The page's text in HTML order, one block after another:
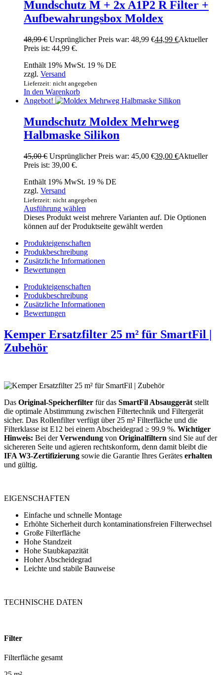
Mundschutz M + 2x A1P2 R Filter +
Aufbewahrungsbox Moldex
48,99€ Ursprünglicher Preis war: 48,99 €44,99 €Aktueller
Preis ist: 44,99 €.
Enthält 19% MwSt. 19 % DE
zzgl. Versand
Lieferzeit: nicht angegeben
In den Warenkorb
Angebot!
Mundschutz Moldex Mehrweg
Halbmaske Silikon
45,00€ Ursprünglicher Preis war: 45,00 €39,00 €Aktueller
Preis ist: 39,00 €.
Enthält 19% MwSt. 19 % DE
zzgl. Versand
Lieferzeit: nicht angegeben
Ausführung wählen
Dieses Produkt weist mehrere Varianten auf. Die Optionen
können auf der Produktseite gewählt werden
Produkteigenschaften
Produkbeschreibung
Zusätzliche Informationen
Bewertungen
Produkteigenschaften
Produkbeschreibung
Zusätzliche Informationen
Bewertungen
Kemper Ersatzfilter 25 m² für SmartFil |
Zubehör
Das Original-Speicherfilter für das SmartFil Absauggerät stellt
die optimale Abstimmung zwischen Filtertechnik und Filtergerät
sicher. Das Rollenfilter verfügt über 25 m² Filterfläche und die
Filterklasse ist E12 bei einem Abscheidegrad ≥ 99.9 %. Wichtiger
Hinweis: Bei derVerwendung von Originalfiltern sind Sie auf der
sichereren Seite und agieren rechtskonform, denn damit bleibt die
IFA W3-Zertifizierung sowie die Garantie Ihres Gerätes erhalten
und gültig.
EIGENSCHAFTEN
Einfache und schnelle Montage
Erhöhte Sicherheit durch kontaminationsfreien Filterwechsel
Große Filterfläche
Hohe Standzeit
Hohe Staubkapazität
Hoher Abscheidegrad
Leichte und stabile Bauweise
TECHNISCHE DATEN
Filter
Filterfläche gesamt